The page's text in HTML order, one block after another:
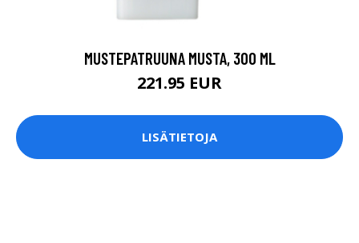
MUSTEPATRUUNA MUSTA, 300 ML
221.95 EUR
LISÄTIETOJA